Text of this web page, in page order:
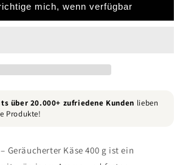
mich, wenn verfügbar
über 20.000+ zufriedene Kunden lieben
Produkte!
Geräucherter Käse 400 g ist ein